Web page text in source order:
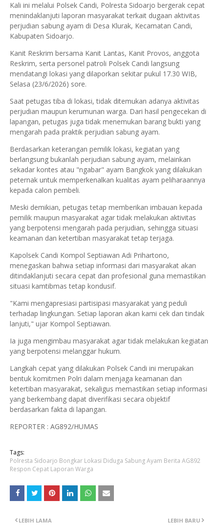
Kali ini melalui Polsek Candi, Polresta Sidoarjo bergerak cepat
menindaklanjuti laporan masyarakat terkait dugaan aktivitas
perjudian sabung ayam di Desa Klurak, Kecamatan Candi,
Kabupaten Sidoarjo.
Kanit Reskrim bersama Kanit Lantas, Kanit Provos, anggota
Reskrim, serta personel patroli Polsek Candi langsung
mendatangi lokasi yang dilaporkan sekitar pukul 17.30 WIB,
Selasa (23/6/2026) sore.
Saat petugas tiba di lokasi, tidak ditemukan adanya aktivitas
perjudian maupun kerumunan warga. Dari hasil pengecekan di
lapangan, petugas juga tidak menemukan barang bukti yang
mengarah pada praktik perjudian sabung ayam.
Berdasarkan keterangan pemilik lokasi, kegiatan yang
berlangsung bukanlah perjudian sabung ayam, melainkan
sekadar kontes atau "ngabar" ayam Bangkok yang dilakukan
peternak untuk memperkenalkan kualitas ayam peliharaannya
kepada calon pembeli.
Meski demikian, petugas tetap memberikan imbauan kepada
pemilik maupun masyarakat agar tidak melakukan aktivitas
yang berpotensi mengarah pada perjudian, sehingga situasi
keamanan dan ketertiban masyarakat tetap terjaga.
Kapolsek Candi Kompol Septiawan Adi Prihartono,
menegaskan bahwa setiap informasi dari masyarakat akan
ditindaklanjuti secara cepat dan profesional guna memastikan
situasi kamtibmas tetap kondusif.
"Kami mengapresiasi partisipasi masyarakat yang peduli
terhadap lingkungan. Setiap laporan akan kami cek dan tindak
lanjuti," ujar Kompol Septiawan.
Ia juga mengimbau masyarakat agar tidak melakukan kegiatan
yang berpotensi melanggar hukum.
Langkah cepat yang dilakukan Polsek Candi ini merupakan
bentuk komitmen Polri dalam menjaga keamanan dan
ketertiban masyarakat, sekaligus memastikan setiap informasi
yang berkembang dapat diverifikasi secara objektif
berdasarkan fakta di lapangan.
REPORTER : AG892/HUMAS
Tags:
Polresta Sidoarjo Bongkar Lokasi Diduga Sabung Ayam Berita AG892
Respon Cepat Laporan Warga
LEBIH BARU
LEBIH LAMA